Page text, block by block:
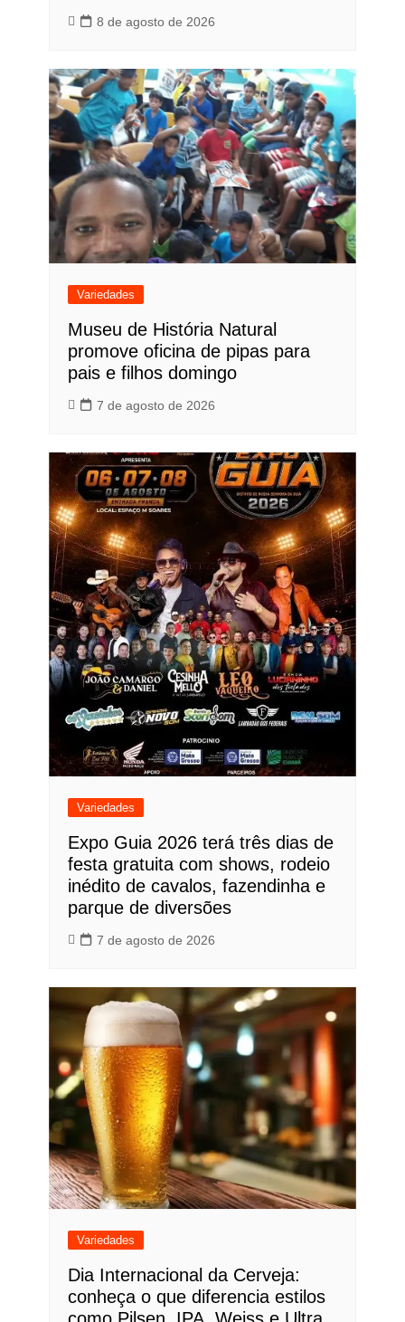
8 de agosto de 2026
Variedades
Museu de História Natural
promove oficina de pipas para
pais e filhos domingo
7 de agosto de 2026
Variedades
Expo Guia 2026 terá três dias de
festa gratuita com shows, rodeio
inédito de cavalos, fazendinha e
parque de diversões
7 de agosto de 2026
Variedades
Dia Internacional da Cerveja:
conheça o que diferencia estilos